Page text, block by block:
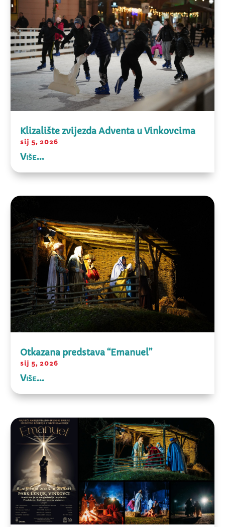
Klizalište zvijezda Adventa u Vinkovcima
sij 5, 2026
Više...
Otkazana predstava “Emanuel”
sij 5, 2026
Više...